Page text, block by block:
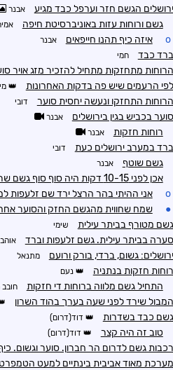
ירושלים הגשם חזר וערפל כבד מגיע אבנר
גשם ורוחות עזות באוניברסיטת חיפה
o איזה כיף תהנו חייפאים אבנר
ברד כבד חמי
הרוחות מתחזקות מתחיל להזכיר מזג אויר
לפי הרעמים שיש פה בדקות האחרונות
הרוחות התחזקו ונעשה יחסית סוער דובי
סוער בכביש בגין בירושלים אבנר
רוחות חזקות אבנר
ברד במערב ירושלים כעת דובי
גשם שוטף אבנר
אכן לפני 10-15 דקות היה סוף סוף גשם שראוי לכינוי זלעפות
o אני ההיתי בהר הרצל ירד שם זלעפות
● שמח שחווית מהגשם החזק והסוער
גשם מטורף בביתר עילית שימי
סערה בביתר עילית. גשם זלעפות וברד
ירושלים: גשום, ברדי, בורק ורועם מתנאל
רוחות חזקות בנתניה נעם
התחיל גשם מלווה ברוחות די חזקות
המבול שירד לפני שעה בערך בהוד השרון
גשם כבד בשדרות דוד(דרום)
טוב זה היה קצר דוד(דרום)
רכבות גשם לדרום הר חברון. סוער וגשום.
מערכת מאוד אביבית בינתיים למעט